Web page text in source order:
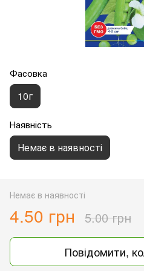
Фасовка
10г
Наявність
Немає в наявності
Немає в наявності
4.50 грн 5.00 грн
Повідомити,